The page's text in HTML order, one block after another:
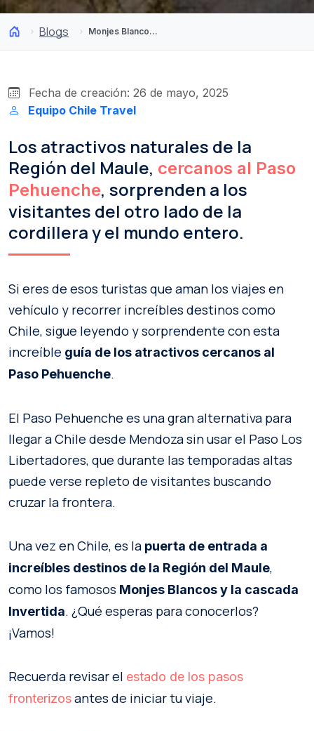
Blogs Monjes Blancos y una cascada Invertida: Chile a pocos kilómetros del Paso Pehuenche
Fecha de creación: 26 de mayo, 2025
Equipo Chile Travel
Los atractivos naturales de la
Región del Maule, cercanos al Paso
Pehuenche, sorprenden a los
visitantes del otro lado de la
cordillera y el mundo entero.
Si eres de esos turistas que aman los viajes en
vehículo y recorrer increíbles destinos como
Chile, sigue leyendo y sorprendente con esta
increíble guía de los atractivos cercanos al
Paso Pehuenche.
El Paso Pehuenche es una gran alternativa para
llegar a Chile desde Mendoza sin usar el Paso Los
Libertadores, que durante las temporadas altas
puede verse repleto de visitantes buscando
cruzar la frontera.
Una vez en Chile, es la puerta de entrada a
increíbles destinos de la Región del Maule,
como los famosos Monjes Blancos y la cascada
Invertida. ¿Qué esperas para conocerlos?
¡Vamos!
Recuerda revisar el estado de los pasos
fronterizosantes de iniciar tu viaje.